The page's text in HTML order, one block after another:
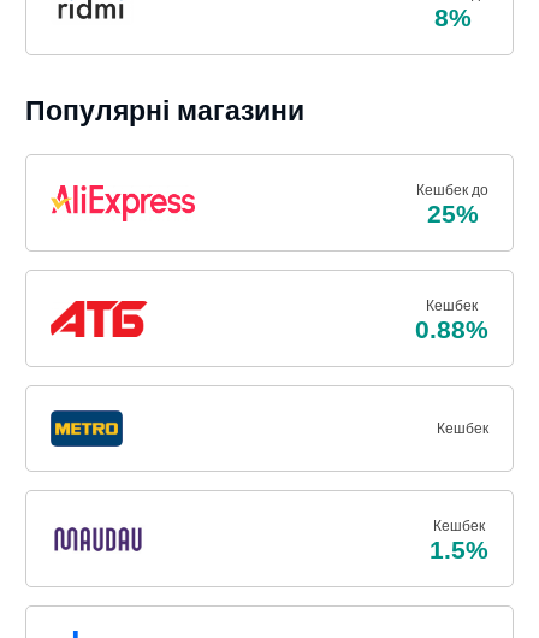
8%
Популярні магазини
Кешбек до
25%
Кешбек
0.88%
Кешбек
Кешбек
1.5%